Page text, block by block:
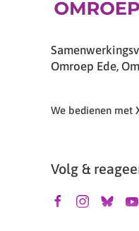
Omroep Ede,
We bedienen met
Volg &